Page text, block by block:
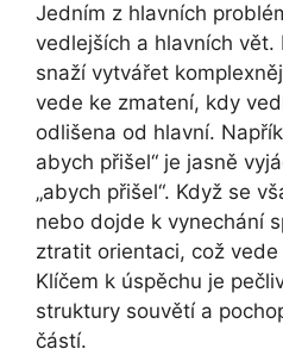
Jedním z hlavních
vedlejších a hlavních vět.
snaží vytvářet
vede ke zmatení, kdy
odlišena od hlavní.
abych přišel“ je jasně
„abych přišel“. Když se
nebo dojde k vynechání
ztratit orientaci, což
Klíčem k úspěchu je
struktury souvětí a
částí.